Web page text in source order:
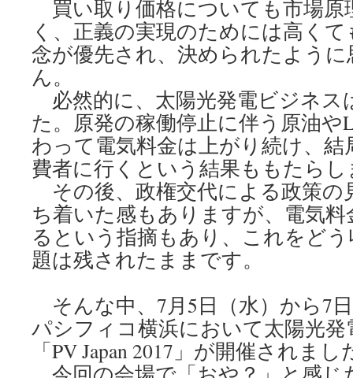
買い取り価格についても市場原
く、正義の実現のためには高く
念が優先され、決められたよう
ん。
必然的に、太陽光発電ビジネス
た。原発の稼働停止に伴う原油や
わって電気料金は上がり続け、
費者に行くという結果ももたら
その後、政権交代による政策の
ち着いた感もありますが、電気
るという指摘もあり、これをど
題は残されたままです。
そんな中、7月5日（水）から7
パシフィコ横浜において太陽光
「PV Japan 2017」が開催されまし